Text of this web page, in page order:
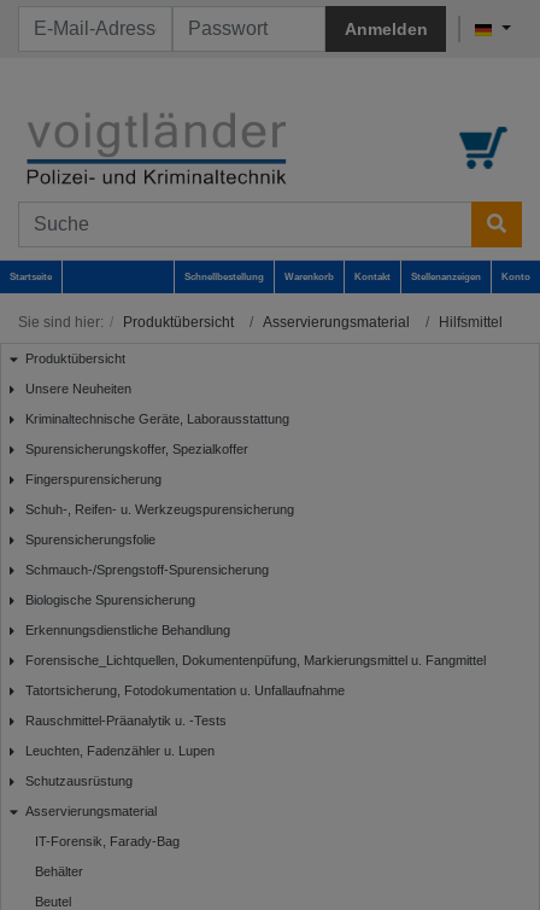
Anmelden
Startseite Schnellbestellung Warenkorb Kontakt Stellenanzeigen Konto
Sie sind hier: Produktübersicht Asservierungsmaterial Hilfsmittel
Produktübersicht
Unsere Neuheiten
Kriminaltechnische Geräte, Laborausstattung
Spurensicherungskoffer, Spezialkoffer
Fingerspurensicherung
Schuh-, Reifen- u. Werkzeugspurensicherung
Spurensicherungsfolie
Schmauch-/Sprengstoff-Spurensicherung
Biologische Spurensicherung
Erkennungsdienstliche Behandlung
Forensische_Lichtquellen, Dokumentenpüfung, Markierungsmittel u. Fangmittel
Tatortsicherung, Fotodokumentation u. Unfallaufnahme
Rauschmittel-Präanalytik u. -Tests
Leuchten, Fadenzähler u. Lupen
Schutzausrüstung
Asservierungsmaterial
IT-Forensik, Farady-Bag
Behälter
Beutel